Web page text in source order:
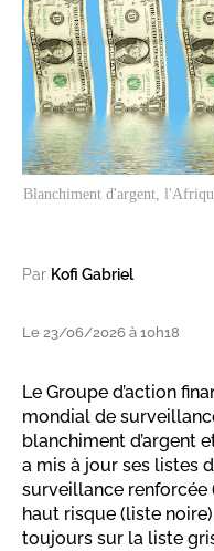
Blanchiment d'argent,
Par Kofi Gabriel
Le 23/06/2026 à 10h18
Le Groupe d’action
mondial de
blanchiment d’argent
a mis à jour ses listes
surveillance renforcée
haut risque (liste
toujours sur la liste